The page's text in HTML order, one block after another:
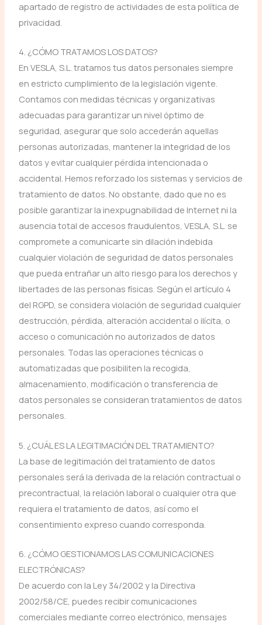
apartado de registro de actividades de esta política de
privacidad.
4. ¿CÓMO TRATAMOS LOS DATOS?
En VESLA, S.L. tratamos tus datos personales siempre
en estricto cumplimiento de la legislación vigente.
Contamos con medidas técnicas y organizativas
adecuadas para garantizar un nivel óptimo de
seguridad, asegurar que solo accederán aquellas
personas autorizadas, mantener la integridad de los
datos y evitar cualquier pérdida intencionada o
accidental. Hemos reforzado los sistemas y servicios de
tratamiento de datos. No obstante, dado que no es
posible garantizar la inexpugnabilidad de Internet ni la
ausencia total de accesos fraudulentos, VESLA, S.L. se
compromete a comunicarte sin dilación indebida
cualquier violación de seguridad de datos personales
que pueda entrañar un alto riesgo para los derechos y
libertades de las personas físicas. Según el artículo 4
del RGPD, se considera violación de seguridad cualquier
destrucción, pérdida, alteración accidental o ilícita, o
acceso o comunicación no autorizados de datos
personales. Todas las operaciones técnicas o
automatizadas que posibiliten la recogida,
almacenamiento, modificación o transferencia de
datos personales se consideran tratamientos de datos
personales.
5. ¿CUÁL ES LA LEGITIMACIÓN DEL TRATAMIENTO?
La base de legitimación del tratamiento de datos
personales será la derivada de la relación contractual o
precontractual, la relación laboral o cualquier otra que
requiera el tratamiento de datos, así como el
consentimiento expreso cuando corresponda.
6. ¿CÓMO GESTIONAMOS LAS COMUNICACIONES
ELECTRÓNICAS?
De acuerdo con la Ley 34/2002 y la Directiva
2002/58/CE, puedes recibir comunicaciones
comerciales mediante correo electrónico, mensajes